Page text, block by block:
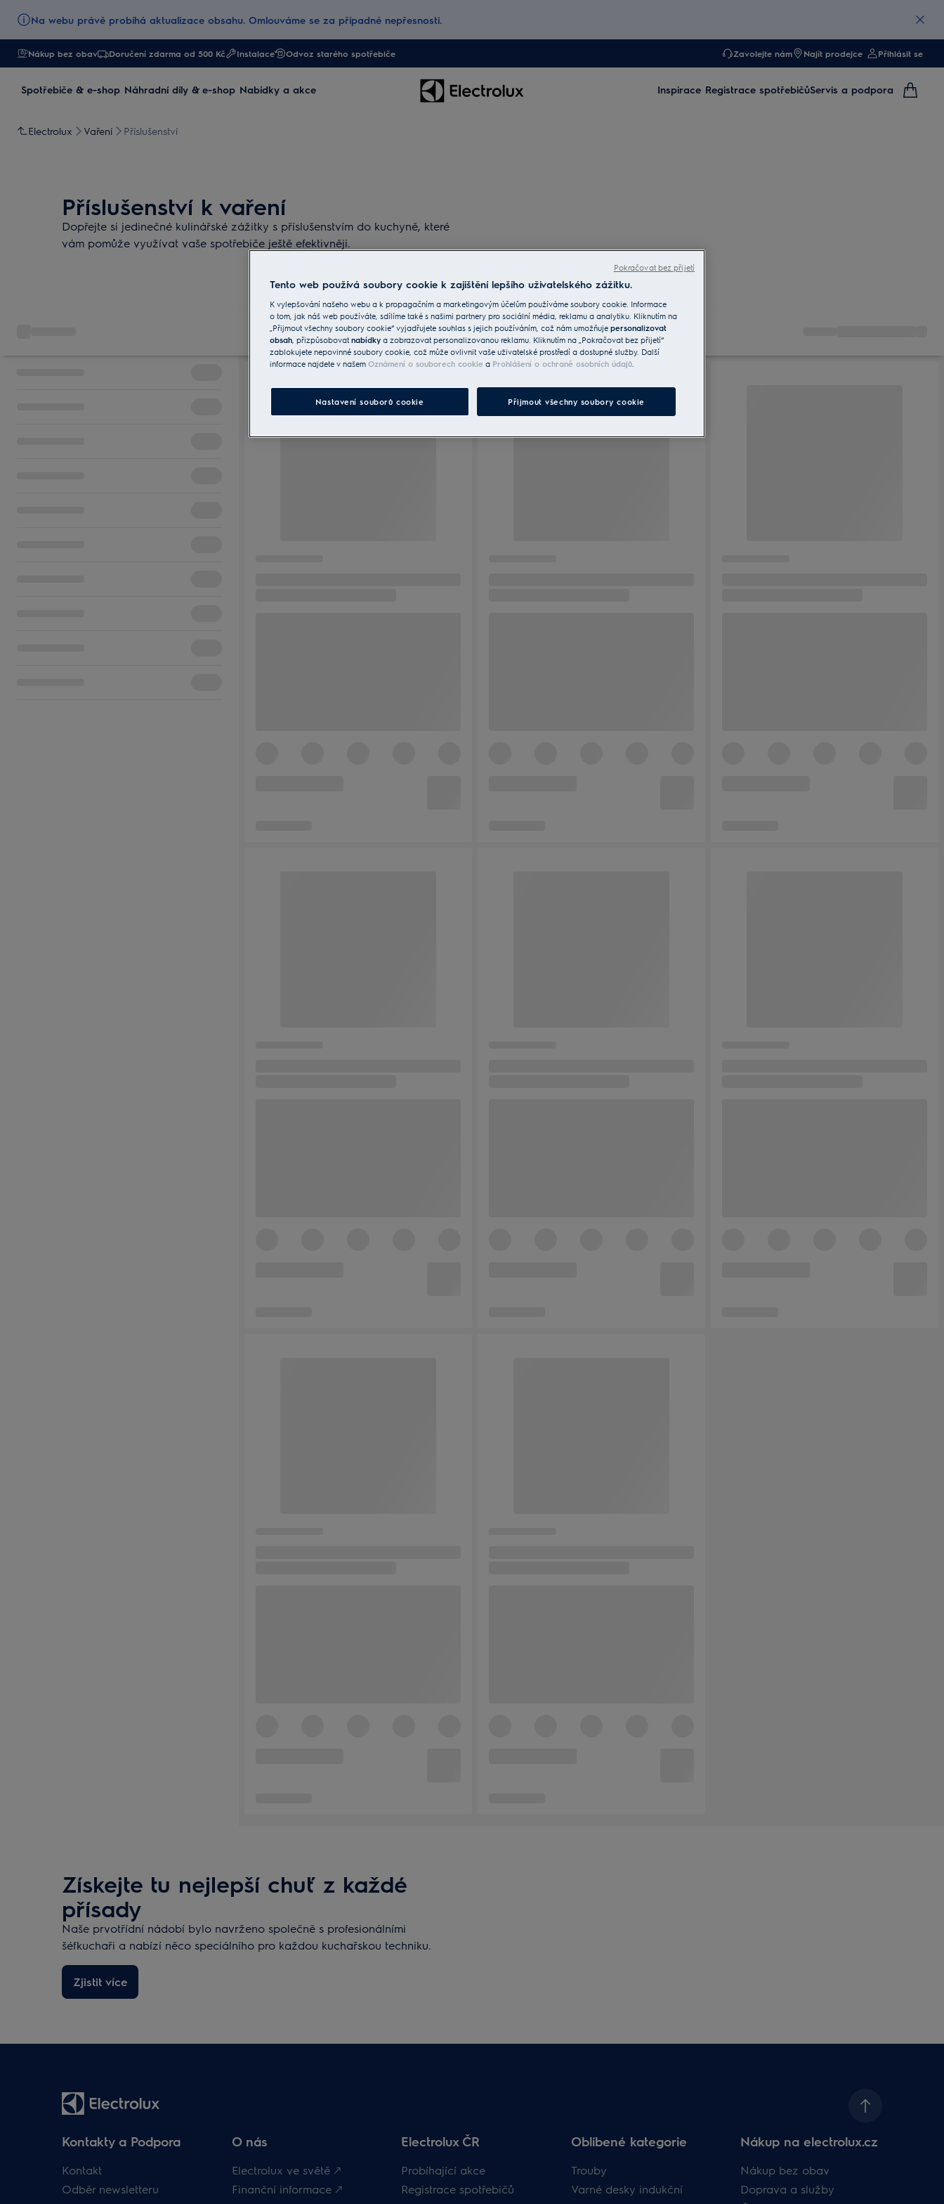
Na webu právě probíhá aktualizace obsahu. Omlouváme se za případné nepřesnosti.
Nákup bez obav Doručení zdarma od 500 Kč Instalace Odvoz starého spotřebiče Zavolejte nám Najít prodejce Přihlásit se
Spotřebiče & e-shop Náhradní díly & e-shop Nabídky a akce Inspirace Registrace spotřebičůServis a podpora
Electrolux Vaření Příslušenství
Příslušenství k vaření
Dopřejte si jedinečné kulinářské zážitky s příslušenstvím do kuchyně, které
vám pomůže využívat vaše spotřebiče ještě efektivněji.
Získejte tu nejlepší chuť z každé
přísady
Naše prvotřídní nádobí bylo navrženo společně s profesionálními
šéfkuchaři a nabízí něco speciálního pro každou kuchařskou techniku.
Zjistit více
Kontakty a Podpora
Kontakt
Odběr newsletteru
O nás
Electrolux ve světě 🡕
Finanční informace 🡕
Electrolux ČR
Probíhající akce
Registrace spotřebičů
Oblíbené kategorie
Trouby
Varné desky indukční
Nákup na electrolux.cz
Nákup bez obav
Doprava a služby
Tento web používá soubory cookie k zajištění lepšího uživatelského zážitku.
K vylepšování našeho webu a k propagačním a marketingovým účelům používáme soubory cookie. Informace
o tom, jak náš web používáte, sdílíme také s našimi partnery pro sociální média, reklamu a analytiku. Kliknutím na
„Přijmout všechny soubory cookie“ vyjadřujete souhlas s jejich používáním, což nám umožňuje personalizovat
obsah, přizpůsobovat nabídky a zobrazovat personalizovanou reklamu. Kliknutím na „Pokračovat bez přijetí“
zablokujete nepovinné soubory cookie, což může ovlivnit vaše uživatelské prostředí a dostupné služby. Další
informace najdete v našem Oznámení o souborech cookie a Prohlášení o ochraně osobních údajů.
Nastavení souborů cookie Přijmout všechny soubory cookie
Pokračovat bez přijetí